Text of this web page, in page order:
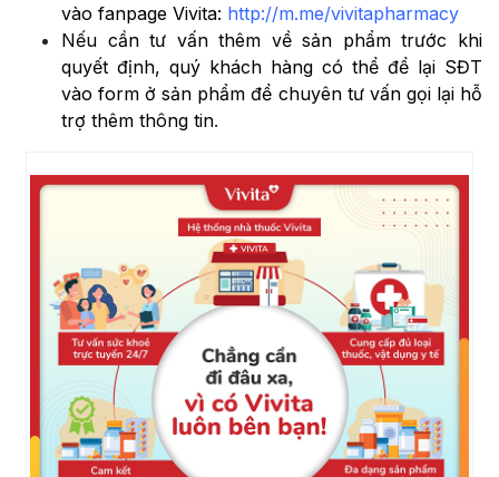
vào fanpage Vivita: http://m.me/vivitapharmacy
Nếu cần tư vấn thêm về sản phẩm trước khi
quyết định, quý khách hàng có thể để lại SĐT
vào form ở sản phẩm để chuyên tư vấn gọi lại hỗ
trợ thêm thông tin.